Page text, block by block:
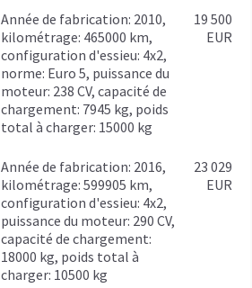
année de fabrication: 2010,
kilométrage: 465000 km,
configuration d'essieu: 4x2,
norme: Euro 5, puissance du
moteur: 238 CV, capacité de
chargement: 7945 kg, poids
total à charger: 15000 kg
19 500
EUR
année de fabrication: 2016,
kilométrage: 599905 km,
configuration d'essieu: 4x2,
puissance du moteur: 290 CV,
capacité de chargement:
18000 kg, poids total à
charger: 10500 kg
23 029
EUR